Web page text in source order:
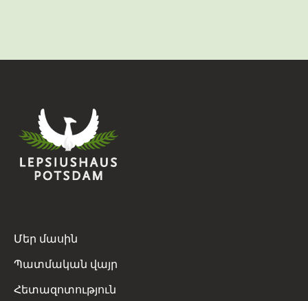
Մեր մասին
Պատմական վայր
Հետազոտություն